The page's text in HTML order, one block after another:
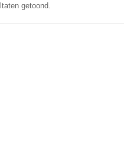
getoond.